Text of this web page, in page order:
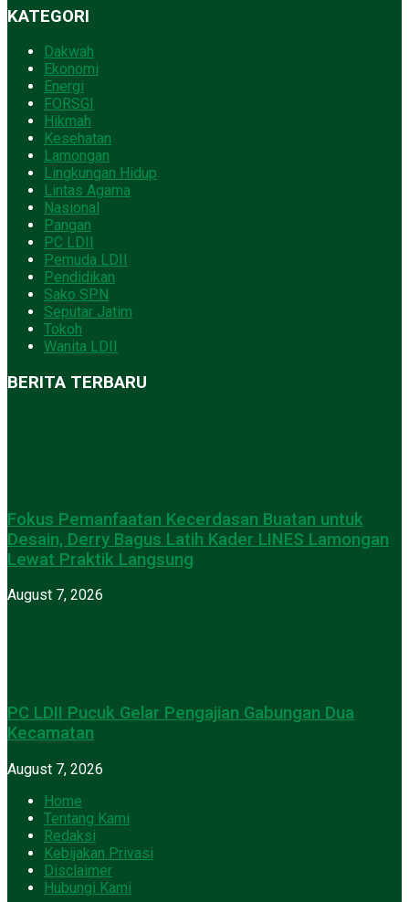
KATEGORI
Dakwah
Ekonomi
Energi
FORSGI
Hikmah
Kesehatan
Lamongan
Lingkungan Hidup
Lintas Agama
Nasional
Pangan
PC LDII
Pemuda LDII
Pendidikan
Sako SPN
Seputar Jatim
Tokoh
Wanita LDII
BERITA TERBARU
Fokus Pemanfaatan Kecerdasan Buatan untuk
Desain, Derry Bagus Latih Kader LINES Lamongan
Lewat Praktik Langsung
August 7, 2026
PC LDII Pucuk Gelar Pengajian Gabungan Dua
Kecamatan
August 7, 2026
Home
Tentang Kami
Redaksi
Kebijakan Privasi
Disclaimer
Hubungi Kami